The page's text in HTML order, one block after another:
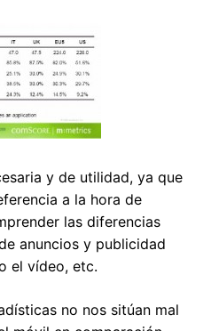
y de utilidad, ya que
a la hora de
las diferencias
anuncios y publicidad
el vídeo, etc.
no nos sitúan mal